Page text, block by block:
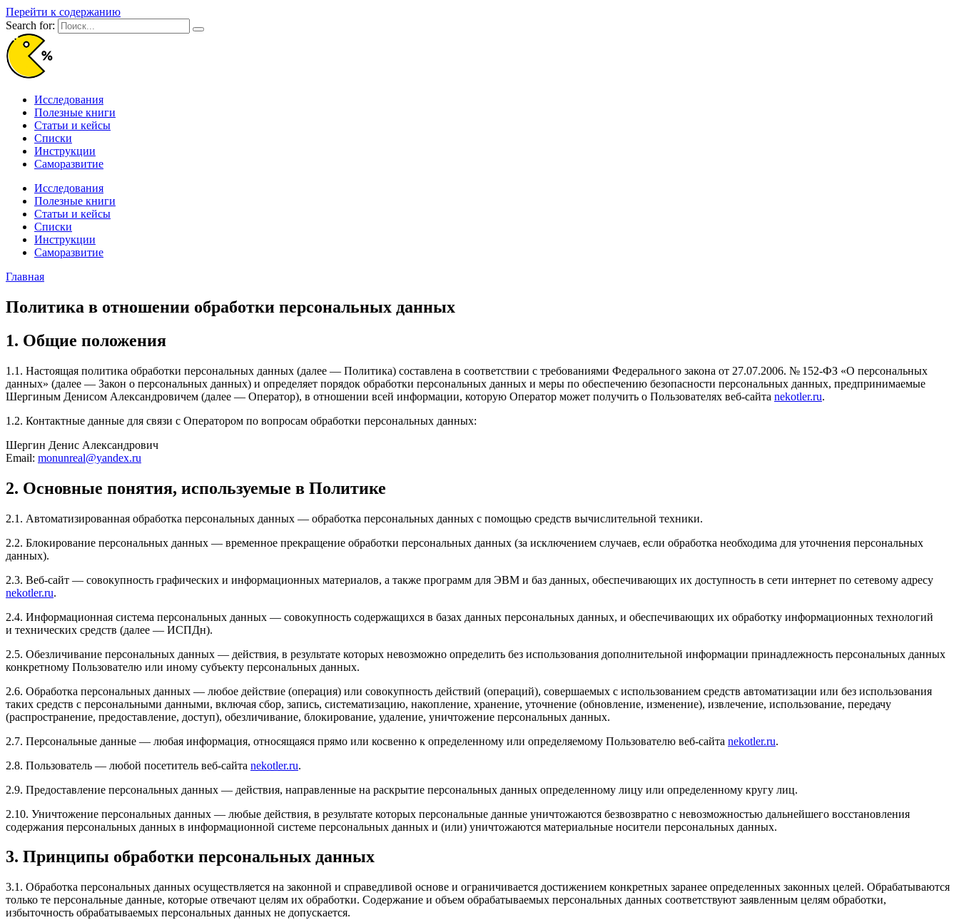
Перейти к содержанию
Search for:
Исследования
Полезные книги
Статьи и кейсы
Списки
Инструкции
Саморазвитие
Исследования
Полезные книги
Статьи и кейсы
Списки
Инструкции
Саморазвитие
Главная
Политика в отношении обработки персональных данных
1. Общие положения
1.1. Настоящая политика обработки персональных данных (далее — Политика) составлена в соответствии с требованиями Федерального закона от 27.07.2006. № 152-ФЗ «О персональных
данных» (далее — Закон о персональных данных) и определяет порядок обработки персональных данных и меры по обеспечению безопасности персональных данных, предпринимаемые
Шергиным Денисом Александровичем (далее — Оператор), в отношении всей информации, которую Оператор может получить о Пользователях веб-сайта nekotler.ru.
1.2. Контактные данные для связи с Оператором по вопросам обработки персональных данных:
Шергин Денис Александрович
Email: monunreal@yandex.ru
2. Основные понятия, используемые в Политике
2.1. Автоматизированная обработка персональных данных — обработка персональных данных с помощью средств вычислительной техники.
2.2. Блокирование персональных данных — временное прекращение обработки персональных данных (за исключением случаев, если обработка необходима для уточнения персональных
данных).
2.3. Веб-сайт — совокупность графических и информационных материалов, а также программ для ЭВМ и баз данных, обеспечивающих их доступность в сети интернет по сетевому адресу
nekotler.ru.
2.4. Информационная система персональных данных — совокупность содержащихся в базах данных персональных данных, и обеспечивающих их обработку информационных технологий
и технических средств (далее — ИСПДн).
2.5. Обезличивание персональных данных — действия, в результате которых невозможно определить без использования дополнительной информации принадлежность персональных данных
конкретному Пользователю или иному субъекту персональных данных.
2.6. Обработка персональных данных — любое действие (операция) или совокупность действий (операций), совершаемых с использованием средств автоматизации или без использования
таких средств с персональными данными, включая сбор, запись, систематизацию, накопление, хранение, уточнение (обновление, изменение), извлечение, использование, передачу
(распространение, предоставление, доступ), обезличивание, блокирование, удаление, уничтожение персональных данных.
2.7. Персональные данные — любая информация, относящаяся прямо или косвенно к определенному или определяемому Пользователю веб-сайта nekotler.ru.
2.8. Пользователь — любой посетитель веб-сайта nekotler.ru.
2.9. Предоставление персональных данных — действия, направленные на раскрытие персональных данных определенному лицу или определенному кругу лиц.
2.10. Уничтожение персональных данных — любые действия, в результате которых персональные данные уничтожаются безвозвратно с невозможностью дальнейшего восстановления
содержания персональных данных в информационной системе персональных данных и (или) уничтожаются материальные носители персональных данных.
3. Принципы обработки персональных данных
3.1. Обработка персональных данных осуществляется на законной и справедливой основе и ограничивается достижением конкретных заранее определенных законных целей. Обрабатываются
только те персональные данные, которые отвечают целям их обработки. Содержание и объем обрабатываемых персональных данных соответствуют заявленным целям обработки,
избыточность обрабатываемых персональных данных не допускается.